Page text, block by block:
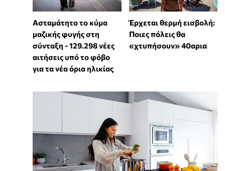
Ασταμάτητο το κύμα
μαζικής φυγής στη
σύνταξη - 129.298 νέες
αιτήσεις υπό το φόβο
για τα νέα όρια ηλικίας
Έρχεται θερμή εισβολή:
Ποιες πόλεις θα
«χτυπήσουν» 40αρια